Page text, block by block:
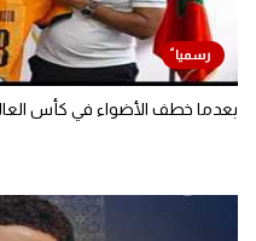
بعدما خطف الأضواء في كأس